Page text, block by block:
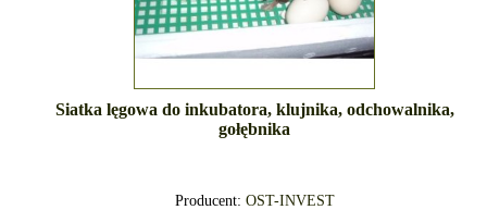
Siatka lęgowa do inkubatora, klujnika, odchowalnika,
gołębnika
Producent: OST-INVEST